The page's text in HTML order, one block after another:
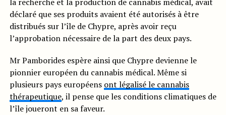
déclaré que ses produits avaient été autorisés à être
distribués sur l’île de Chypre, après avoir reçu
l’approbation nécessaire de la part des deux pays.
Mr Pamborides espère ainsi que Chypre devienne le
pionnier européen du cannabis médical. Même si
plusieurs pays européens ont légalisé le cannabis
thérapeutique, il pense que les conditions climatiques de
l’île joueront en sa faveur.